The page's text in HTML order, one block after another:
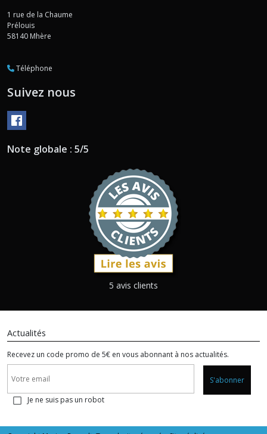
1 rue de la Chaume
Prélouis
58140 Mhère
Téléphone
Suivez nous
Note globale : 5/5
5 avis clients
Actualités
Recevez un code promo de 5€ en vous abonnant à nos actualités.
S'abonner
Je ne suis pas un robot